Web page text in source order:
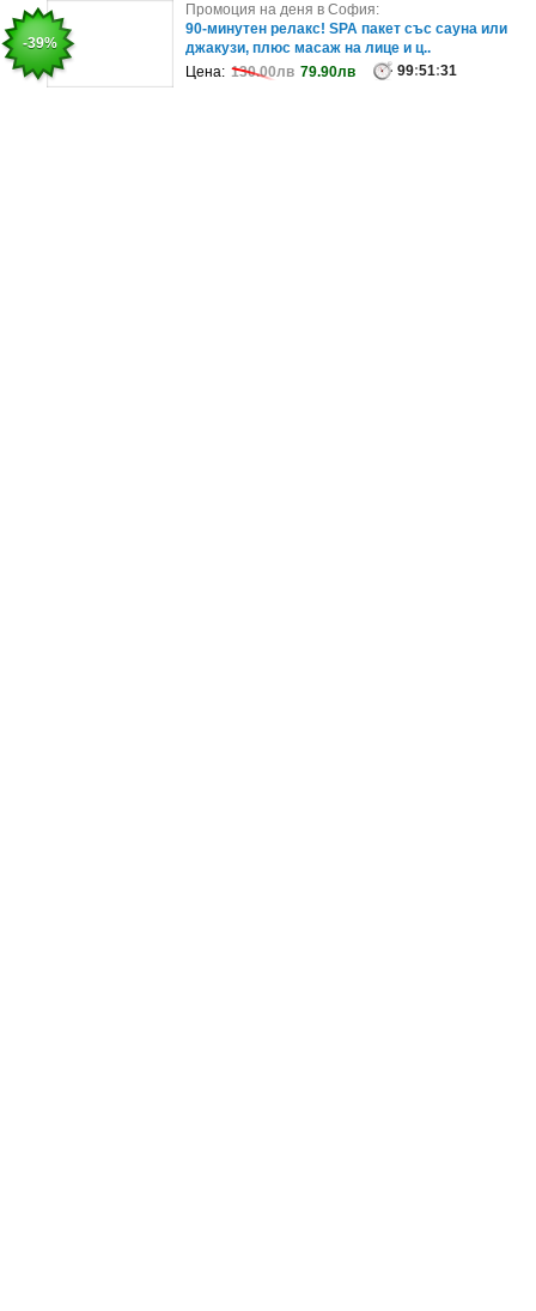
-31%
Промоция на деня в София:
Арменска страст на скара: Телешки кебап или
свински ребърца, с възможност ..
Цена: 25.90лв 17.90лв 63:51:27
-39%
Промоция на деня в София:
90-минутен релакс! SPA пакет със сауна или
джакузи, плюс масаж на лице и ц..
Цена: 130.00лв 79.90лв 99:51:31